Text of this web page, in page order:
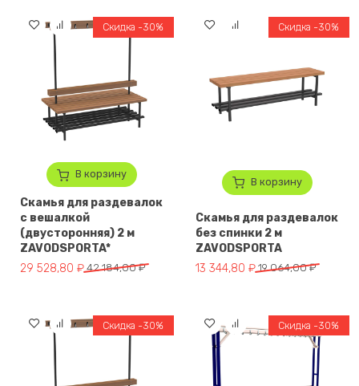
В корзину
Скидка -30%
Скамья для раздевалок
с вешалкой
(двусторонняя) 2 м
ZAVODSPORTA*
42 184,00₽
Первоначальная цена составляла 42 184,00 ₽.
29 528,80 ₽
Текущая цена: 29 528,80 ₽.
В корзину
Скидка -30%
Скамья для раздевалок
без спинки 2 м
ZAVODSPORTA
19 064,00₽
Первоначальная цена
13 344,80 ₽
Текущая цена: 13 344,80 ₽.
Скидка -30% Скидка -30%